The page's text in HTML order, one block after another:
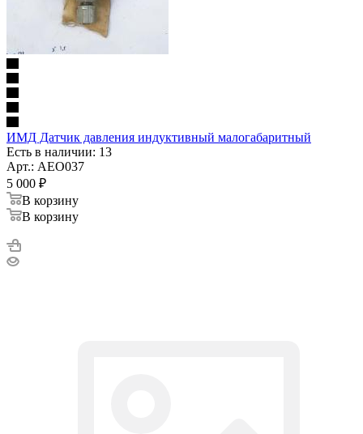
ИМД Датчик давления индуктивный малогабаритный
Есть в наличии: 13
Арт.: AEO037
5 000 ₽
В корзину
В корзину